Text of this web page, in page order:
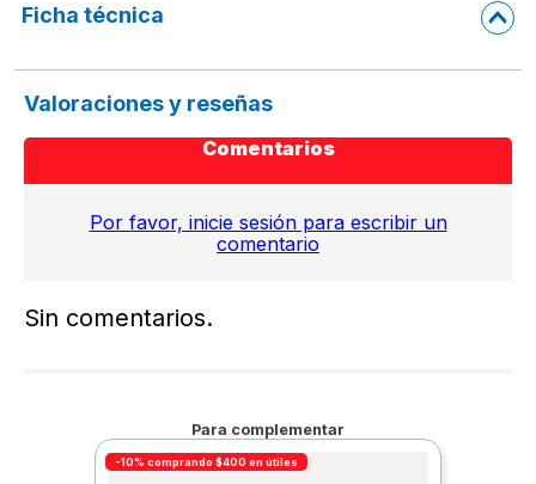
Ficha técnica
Valoraciones y reseñas
Comentarios
Por favor, inicie sesión para escribir un
comentario
Sin comentarios.
Para complementar
-10% comprando $400 en útiles